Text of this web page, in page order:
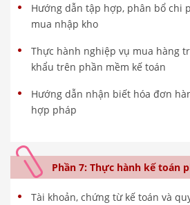
Hướng dẫn tập hợp, phân bổ chi
mua nhập kho
Thực hành nghiệp vụ mua hàng
khẩu trên phần mềm kế toán
Hướng dẫn nhận biết hóa đơn
hợp pháp
Phần 7: Thực hành kế toán
Tài khoản, chứng từ kế toán và